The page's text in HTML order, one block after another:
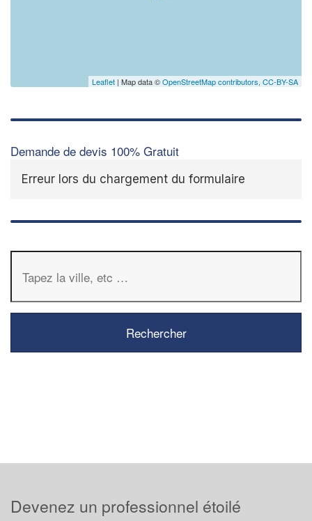
Leaflet | Map data ©OpenStreetMap contributors, CC-BY-SA
Demande de devis 100% Gratuit
Erreur lors du chargement du formulaire
Devenez un professionnel étoilé